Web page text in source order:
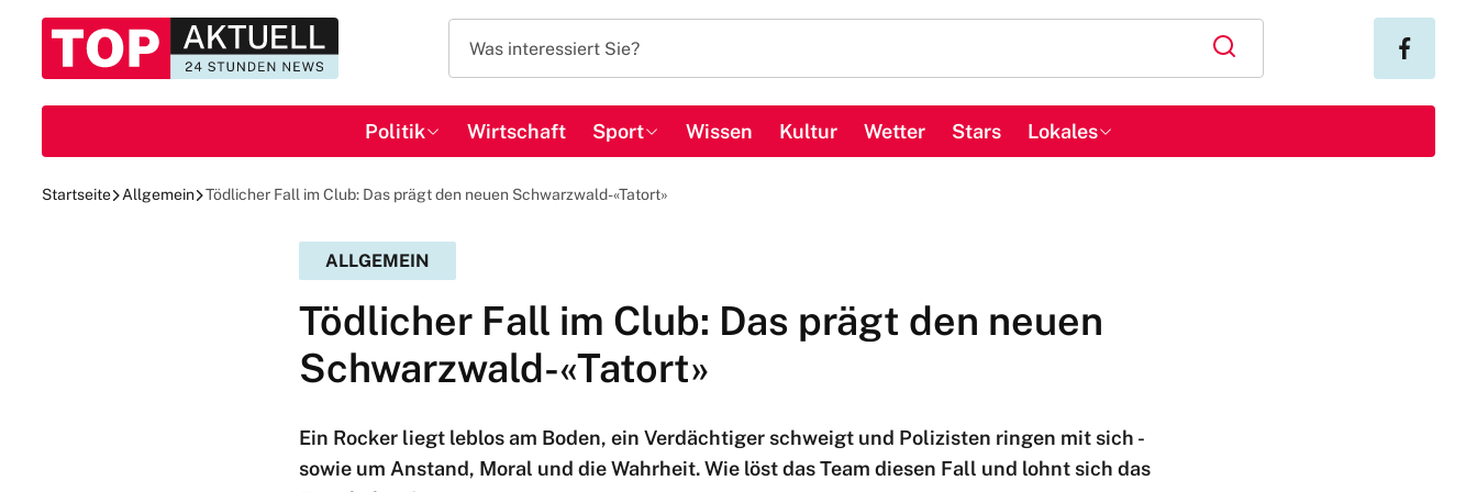
Politik Wirtschaft Sport Wissen Kultur Wetter Stars Lokales
Startseite Allgemein Tödlicher Fall im Club: Das prägt den neuen Schwarzwald-«Tatort»
ALLGEMEIN
Tödlicher Fall im Club: Das prägt den neuen
Schwarzwald-«Tatort»
Ein Rocker liegt leblos am Boden, ein Verdächtiger schweigt und Polizisten ringen mit sich -
sowie um Anstand, Moral und die Wahrheit. Wie löst das Team diesen Fall und lohnt sich das